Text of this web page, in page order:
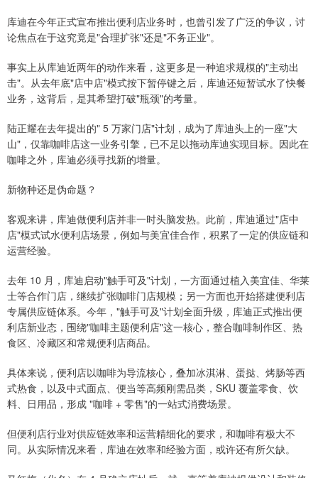
库迪在今年正式宣布推出便利店业务时，也曾引发了广泛的争议，讨
论焦点在于这究竟是"合理扩张"还是"不务正业"。
事实上从库迪近两年的动作来看，这更多是一种追求规模的"主动出
击"。从去年底"店中店"模式按下暂停键之后，库迪还短暂试水了快餐
业务，这背后，是其希望打破"瓶颈"的考量。
陆正耀在去年提出的" 5 万家门店"计划，成为了库迪头上的一座"大
山"，仅靠咖啡店这一业务引擎，已不足以拖动库迪实现目标。因此在
咖啡之外，库迪必须寻找新的增量。
新物种还是伪命题？
客观来讲，库迪做便利店并非一时头脑发热。此前，库迪通过"店中
店"模式试水便利店场景，例如与美宜佳合作，积累了一定的供应链和
运营经验。
去年 10 月，库迪启动"触手可及"计划，一方面通过植入美宜佳、华莱
士等合作门店，继续扩张咖啡门店规模；另一方面也开始搭建便利店
专属供应链体系。今年，"触手可及"计划全面升级，库迪正式推出便
利店新业态，围绕"咖啡主题便利店"这一核心，整合咖啡制作区、热
食区、冷藏区和常规便利店商品。
具体来说，便利店以咖啡为导流核心，叠加冰淇淋、蛋挞、烤肠等西
式热食，以及中式面点、便当等高频刚需品类，SKU 覆盖零食、饮
料、日用品，形成 "咖啡 + 零售"的一站式消费场景。
但便利店行业对供应链效率和运营精细化的要求，和咖啡有极大不
同。从实际情况来看，库迪在效率和经验方面，或许还有所欠缺。